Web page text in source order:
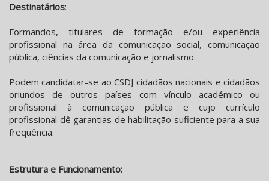
Destinatários:
Formandos, titulares de formação e/ou experiência
profissional na área da comunicação social, comunicação
pública, ciências da comunicação e jornalismo.
Podem candidatar-se ao CSDJ cidadãos nacionais e cidadãos
oriundos de outros países com vínculo académico ou
profissional à comunicação pública e cujo currículo
profissional dê garantias de habilitação suficiente para a sua
frequência.
Estrutura e Funcionamento: